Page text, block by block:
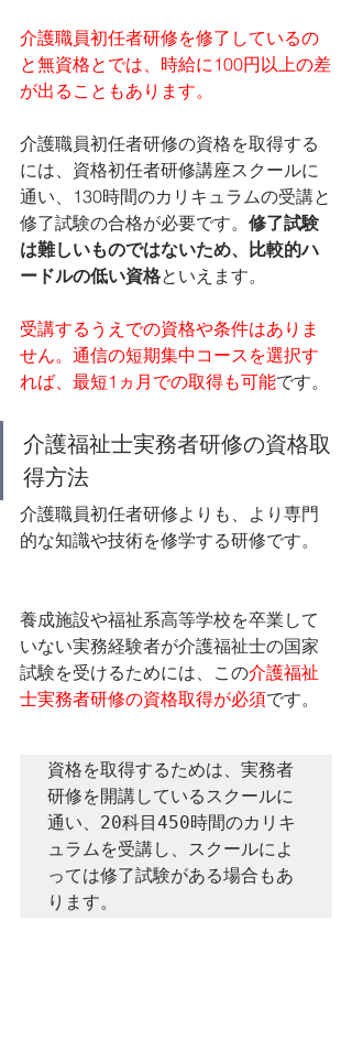
介護職員初任者研修を修了しているの
と無資格とでは、時給に100円以上の差
が出ることもあります。
介護職員初任者研修の資格を取得する
には、資格初任者研修講座スクールに
通い、130時間のカリキュラムの受講と
修了試験の合格が必要です。 修了試験
は難しいものではないため、比較的ハ
ードルの低い資格といえます。
受講するうえでの資格や条件はありま
せん。通信の短期集中コースを選択す
れば、最短1ヵ月での取得も可能です。
介護福祉士実務者研修の資格取
得方法
介護職員初任者研修よりも、より専門
的な知識や技術を修学する研修です。
養成施設や福祉系高等学校を卒業して
いない実務経験者が介護福祉士の国家
試験を受けるためには、この介護福祉
士実務者研修の資格取得が必須です。
資格を取得するためは、実務者
研修を開講しているスクールに
通い、20科目450時間のカリキ
ュラムを受講し、スクールによ
っては修了試験がある場合もあ
ります。